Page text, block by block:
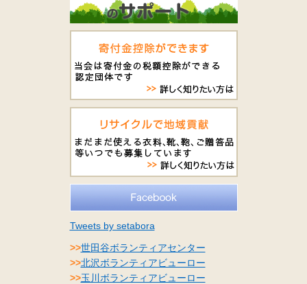
Tweets by setabora
>>世田谷ボランティアセンター
>>北沢ボランティアビューロー
>>玉川ボランティアビューロー